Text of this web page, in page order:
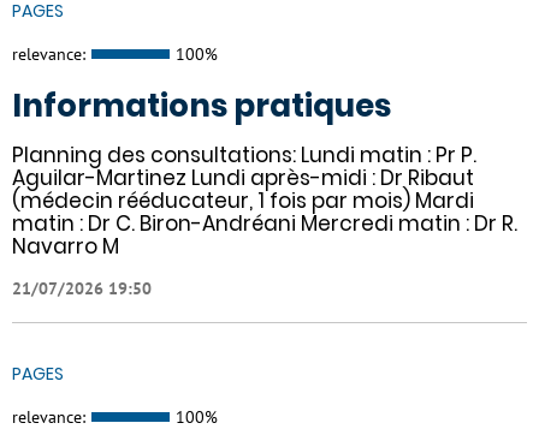
PAGES
relevance: 100%
Informations pratiques
Planning des consultations: Lundi matin : Pr P.
Aguilar-Martinez Lundi après-midi : Dr Ribaut
(médecin rééducateur, 1 fois par mois) Mardi
matin : Dr C. Biron-Andréani Mercredi matin : Dr R.
Navarro M
21/07/2026 19:50
PAGES
relevance: 100%